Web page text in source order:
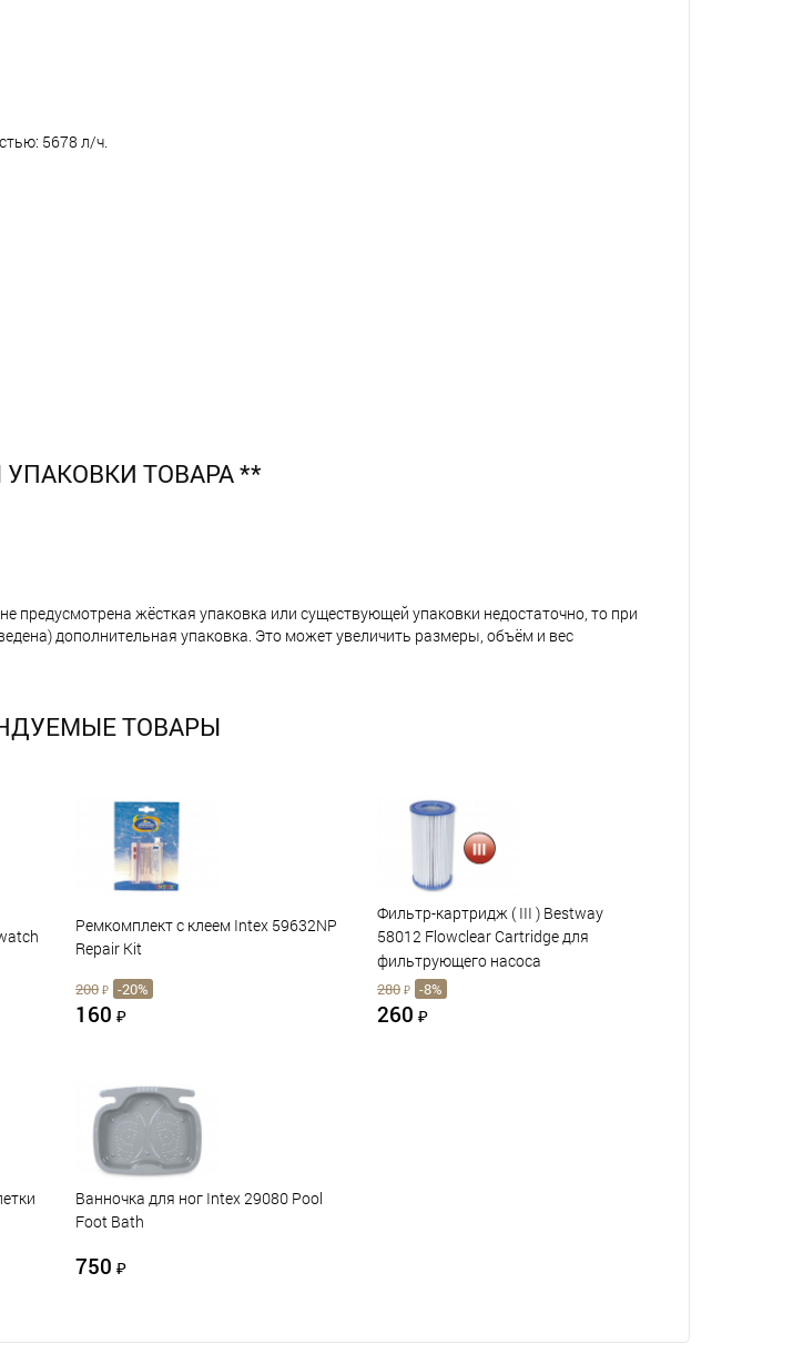
5678 л/ч.
ТОВАРА **
предусмотрена жёсткая упаковка или существующей упаковки недостаточно, то при
дополнительная упаковка. Это может увеличить размеры, объём и вес
ТОВАРЫ
Ремкомплект с клеем Intex 59632NP
Repair Kit
200 ₽ -20%
160 ₽
Фильтр-картридж ( III ) Bestway
58012 Flowclear Cartridge для
фильтрующего насоса
280 ₽ -8%
260 ₽
Ванночка для ног Intex 29080 Pool
Foot Bath
750 ₽